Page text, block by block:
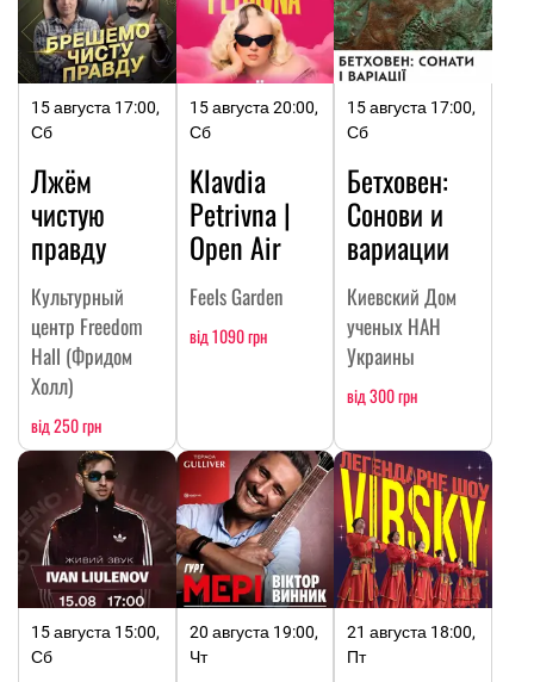
15 августа 17:00,
Сб
Лжём
чистую
правду
Культурный
центр Freedom
Hall (Фридом
Холл)
від 250 грн
15 августа 20:00,
Сб
Klavdia
Petrivna |
Open Air
Feels Garden
від 1090 грн
15 августа 17:00,
Сб
Бетховен:
Сонови и
вариации
Киевский Дом
ученых НАН
Украины
від 300 грн
15 августа 15:00,
Сб
20 августа 19:00,
Чт
21 августа 18:00,
Пт